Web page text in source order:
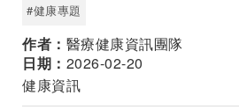
#健康專題
作者： 醫療健康資訊團隊
日期： 2026-02-20
健康資訊